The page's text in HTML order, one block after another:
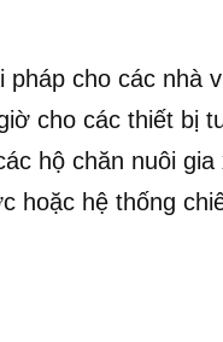
pháp cho các nhà
cho các thiết bị
hộ chăn nuôi
hoặc hệ thống